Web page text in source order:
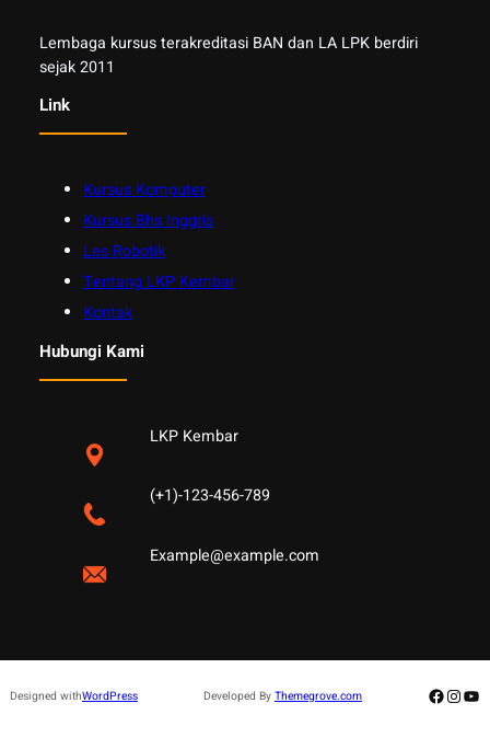
Lembaga kursus terakreditasi BAN dan LA LPK berdiri
sejak 2011
Link
Kursus Komputer
Kursus Bhs Inggris
Les Robotik
Tentang LKP Kembar
Kontak
Hubungi Kami
LKP Kembar
(+1)-123-456-789
Example@example.com
Designed withWordPress Developed By Themegrove.com